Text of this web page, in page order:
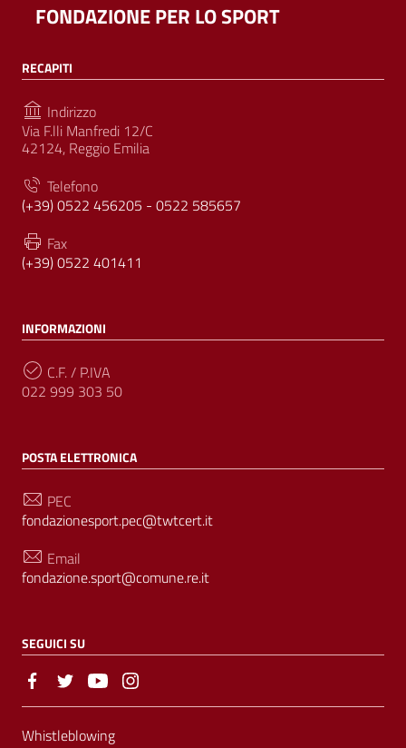
FONDAZIONE PER LO SPORT
RECAPITI
Indirizzo
Via F.lli Manfredi 12/C
42124, Reggio Emilia
Telefono
(+39) 0522 456205 - 0522 585657
Fax
(+39) 0522 401411
INFORMAZIONI
C.F. / P.IVA
022 999 303 50
POSTA ELETTRONICA
PEC
fondazionesport.pec@twtcert.it
Email
fondazione.sport@comune.re.it
SEGUICI SU
Sezione Link Utili
Whistleblowing